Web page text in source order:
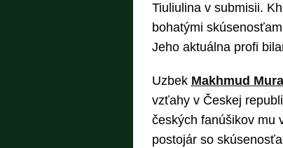
Tiuliulina v submisii.
bohatými
Jeho aktuálna profi
Uzbek Makhmud
vzťahy v Českej
českých fanúšikov mu
postojár so